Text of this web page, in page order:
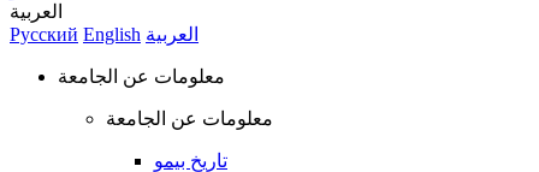
العربية
Русский English العربية
معلومات عن الجامعة
معلومات عن الجامعة
تاريخ بيمو